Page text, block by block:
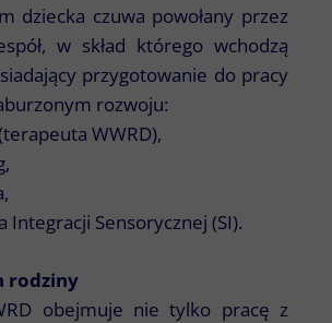
dziecka czuwa powołany przez
w skład którego wchodzą
przygotowanie do pracy
rozwoju:
WWRD),
Integracji Sensorycznej (SI).
rodziny
obejmuje nie tylko pracę z